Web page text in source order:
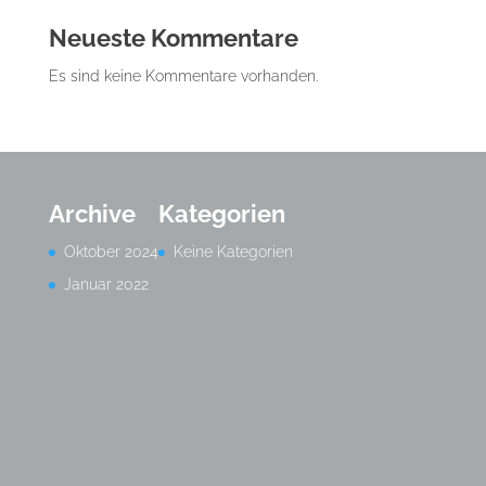
Neueste Kommentare
Es sind keine Kommentare vorhanden.
Archive
Oktober 2024
Januar 2022
Kategorien
Keine Kategorien